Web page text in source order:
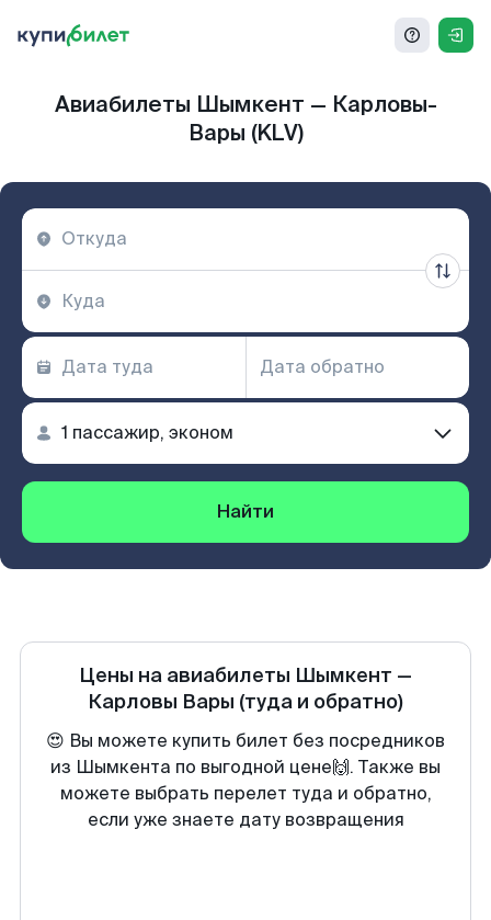
Авиабилеты Шымкент — Карловы-
Вары (KLV)
Найти
Цены на авиабилеты Шымкент —
Карловы Вары (туда и обратно)
😍 Вы можете купить билет без посредников
из Шымкента по выгодной цене🙌. Также вы
можете выбрать перелет туда и обратно,
если уже знаете дату возвращения